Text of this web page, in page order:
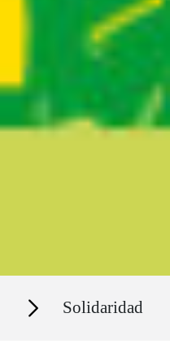
Secciones Solidaridad